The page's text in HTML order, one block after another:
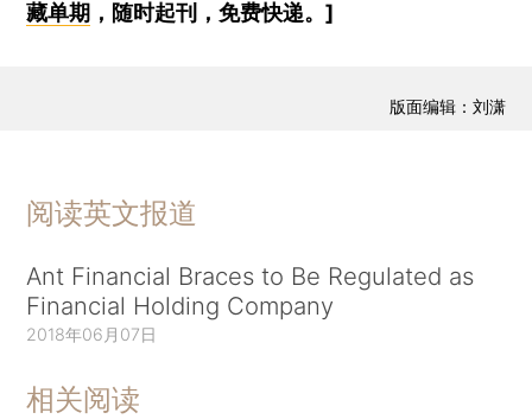
藏单期 ，随时起刊，免费快递。]
版面编辑：刘潇
阅读英文报道
Ant Financial Braces to Be Regulated as
Financial Holding Company
2018年06月07日
相关阅读